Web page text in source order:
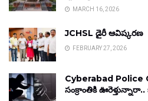
MARCH 16, 2026
JCHSL డైరీ ఆవిష్కరణ
FEBRUARY 27, 2026
Cyberabad Police
సంక్రాంతికి ఊరెళ్తున్నారా..